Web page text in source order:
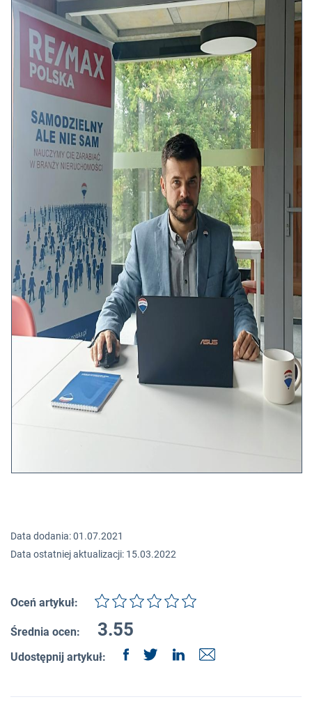
Data dodania: 01.07.2021
Data ostatniej aktualizacji: 15.03.2022
Oceń artykuł:
Średnia ocen: 3.55
Udostępnij artykuł: